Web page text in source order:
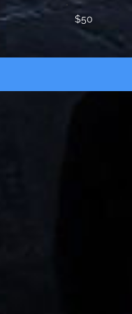
$50